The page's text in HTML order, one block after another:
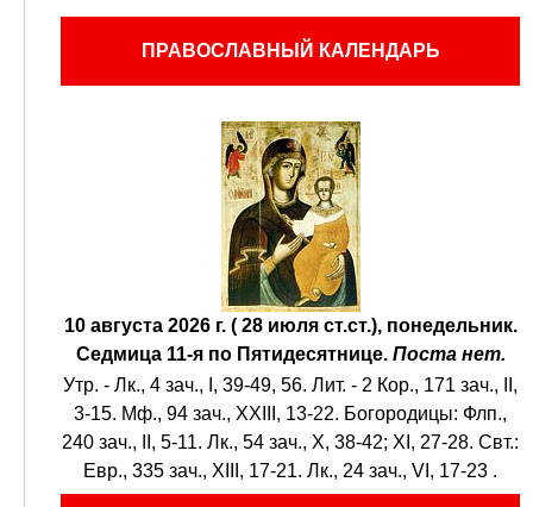
ПРАВОСЛАВНЫЙ КАЛЕНДАРЬ
10 августа 2026 г. ( 28 июля ст.ст.), понедельник.
Седмица 11-я по Пятидесятнице. Поста нет.
Утр. - Лк., 4 зач., I, 39-49, 56. Лит. - 2 Кор., 171 зач., II,
3-15. Мф., 94 зач., XXIII, 13-22. Богородицы: Флп.,
240 зач., II, 5-11. Лк., 54 зач., X, 38-42; XI, 27-28. Свт.:
Евр., 335 зач., XIII, 17-21. Лк., 24 зач., VI, 17-23 .